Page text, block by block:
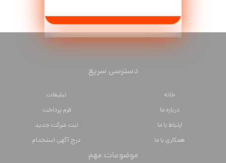
دسترسی سریع
خانه
تبلیغات
درباره ما
فرم پرداخت
ارتباط با ما
ثبت شرکت جدید
همکاری با ما
درج آگهی استخدام
موضوعات مهم